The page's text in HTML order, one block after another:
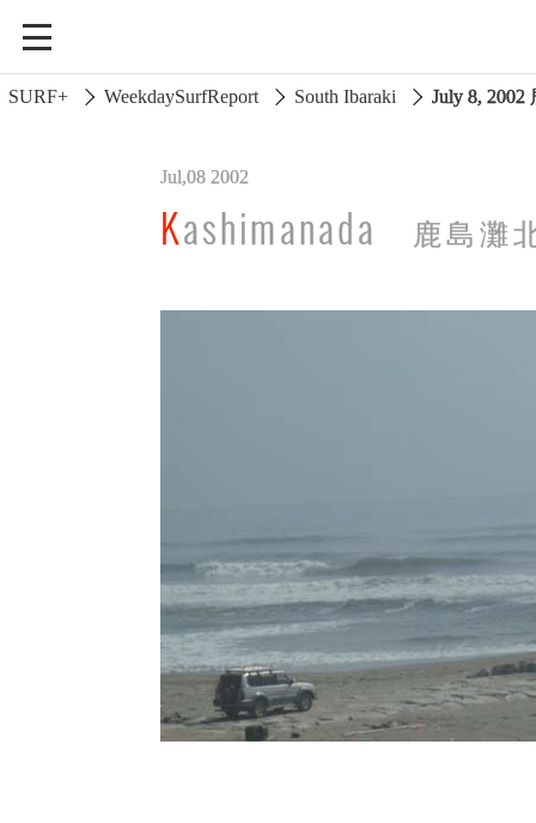
South Ibaraki
North Chiba
South Chiba
SURF+ WeekdaySurfReport South Ibaraki July 8, 2002
Jul,08 2002
Kashimanada 鹿島灘